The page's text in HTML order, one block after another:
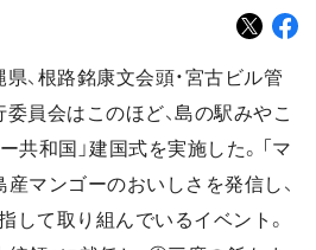
、根路銘康文会頭・宮古ビル管
員会はこのほど、島の駅みやこ
共和国」建国式を実施した。「マ
産マンゴーのおいしさを発信し、
して取り組んでいるイベント。